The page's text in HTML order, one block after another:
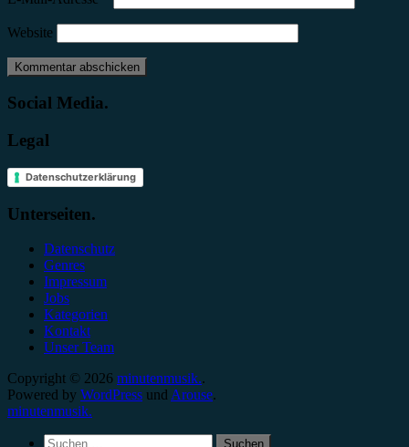
Website
Social Media.
Legal
Datenschutzerklärung
Unterseiten.
Datenschutz
Genres
Impressum
Jobs
Kategorien
Kontakt
Unser Team
Copyright © 2026 minutenmusik..
Powered by WordPress und Arouse.
minutenmusik.
Suchen